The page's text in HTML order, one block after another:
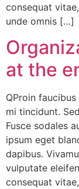
consequat
unde omnis […]
at the
QProin
mi tincidunt.
Fusce sodales
ipsum eget
dapibus.
vulputate
consequat